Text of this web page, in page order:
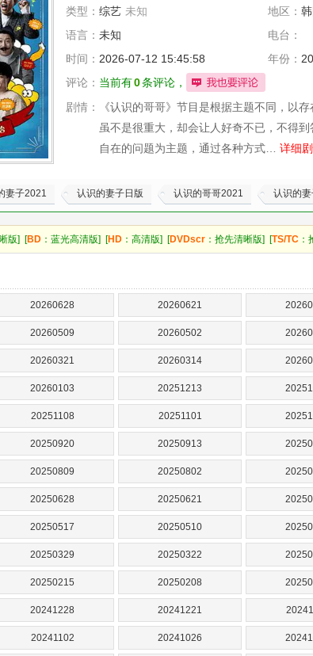
类型： 综艺 未知 地区：
语言： 未知
电台：
时间： 2026-07-12 15:45:58 年份：
评论： 当前有0条评论，
剧情：
《认识的哥哥》节目是根据主题不同，以存
虽不是很重大，却会让人好奇不已，不得到
自在的问题为主题，通过各种方式… 详细
妻子2021 认识的妻子日版 认识的哥哥2021 认识的
版] [BD ：蓝光高清版] [HD ：高清版] [DVDscr ：抢先清晰版] [TS/TC
20260628 20260621
20260509 20260502
20260321 20260314
20260103 20251213
20251108 20251101
20250920 20250913
20250809 20250802
20250628 20250621
20250517 20250510
20250329 20250322
20250215 20250208
20241228 20241221
20241102 20241026